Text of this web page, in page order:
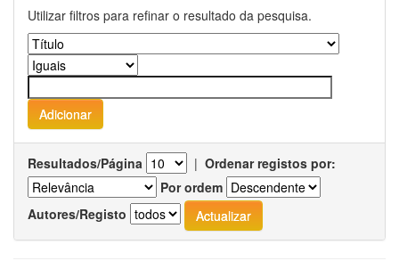
Utilizar filtros para refinar o resultado da pesquisa.
Resultados/Página | Ordenar registos por:
Por ordem
Autores/Registo